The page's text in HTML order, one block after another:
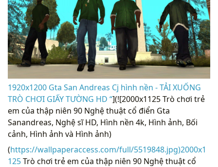
1920x1200 Gta San Andreas Cj hình nền - TẢI XUỐNG
TRÒ CHƠI GIẤY TƯỜNG HD “](![2000x1125 Trò chơi trẻ
em của thập niên 90 Nghệ thuật cổ điển Gta
Sanandreas, Nghệ sĩ HD, Hình nền 4k, Hình ảnh, Bối
cảnh, Hình ảnh và Hình ảnh)
(https://wallpaperaccess.com/full/5519848.jpg)2000x1
125Trò chơi trẻ em của thập niên 90 Nghệ thuật cổ